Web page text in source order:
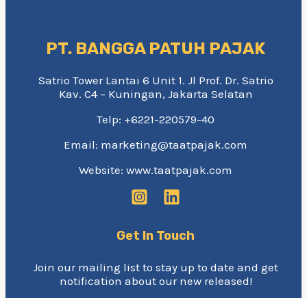
PT. BANGGA PATUH PAJAK
Satrio Tower Lantai 6 Unit 1. Jl Prof. Dr. Satrio
Kav. C4 – Kuningan, Jakarta Selatan
Telp: +6221-220579-40
Email: marketing@taatpajak.com
Website: www.taatpajak.com
Get In Touch
Join our mailing list to stay up to date and get
notification about our new released!